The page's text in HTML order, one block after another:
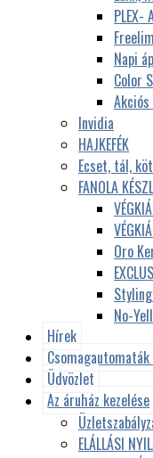
PLEX-
Napi
Color
Akciós
Invidia
HAJKEFÉK
Ecset, tál,
FANOLA
Oro
No-
Hírek
Üdvözlet
Az áruház kezelése
ELÁLLÁSI